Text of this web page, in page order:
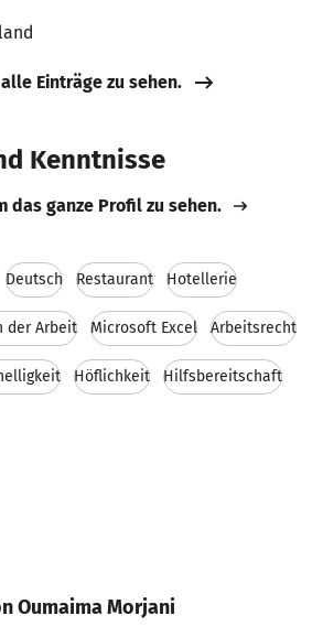
Einträge zu sehen.
Kenntnisse
das ganze Profil zu sehen.
Deutsch Restaurant Hotellerie
der Arbeit Microsoft Excel Arbeitsrecht
Höflichkeit Hilfsbereitschaft
Oumaima Morjani